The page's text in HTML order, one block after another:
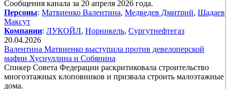
Сообщения канала за 20 апреля 2026 года.
Персоны: Матвиенко Валентина, Медведев Дмитрий, Шадаев
Максут
Компании: ЛУКОЙЛ, Норникель, Сургутнефтегаз
20.04.2026
Валентина Матвиенко выступила против девелоперской
мафии Хуснуллина и Собянина
Спикер Совета Федерации раскритиковала строительство
многоэтажных клоповников и призвала строить малоэтажные
дома.